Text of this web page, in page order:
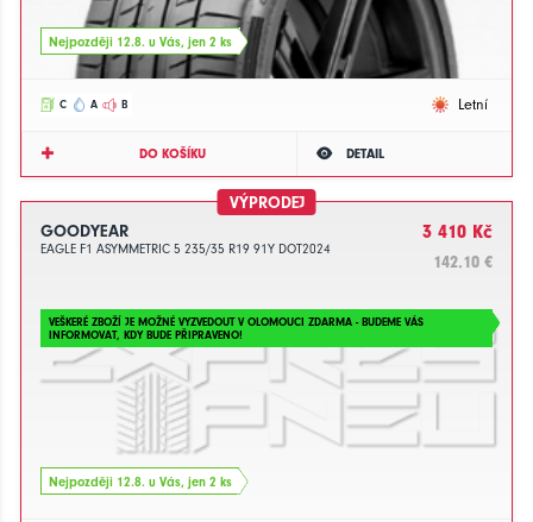
Nejpozději 12.8. u Vás, jen 2 ks
C A B Letní
DO KOŠÍKU DETAIL
VÝPRODEJ
GOODYEAR
EAGLE F1 ASYMMETRIC 5 235/35 R19 91Y DOT2024
3 410 Kč
142.10 €
VEŠKERÉ ZBOŽÍ JE MOŽNÉ VYZVEDOUT V OLOMOUCI ZDARMA - BUDEME VÁS
INFORMOVAT, KDY BUDE PŘIPRAVENO!
Nejpozději 12.8. u Vás, jen 2 ks